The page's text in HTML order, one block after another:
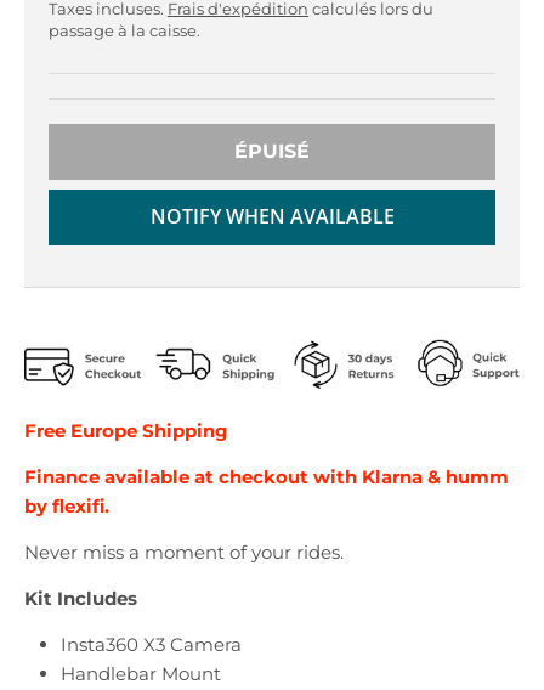
o
_
a
o
_
l
a
Taxes incluses. Frais d'expédition calculés lors du
passage à la caisse.
ÉPUISÉ
NOTIFY WHEN AVAILABLE
Free Europe Shipping
Finance available at checkout with Klarna & humm
by flexifi.
Never miss a moment of your rides.
Kit Includes
Insta360 X3 Camera
Handlebar Mount